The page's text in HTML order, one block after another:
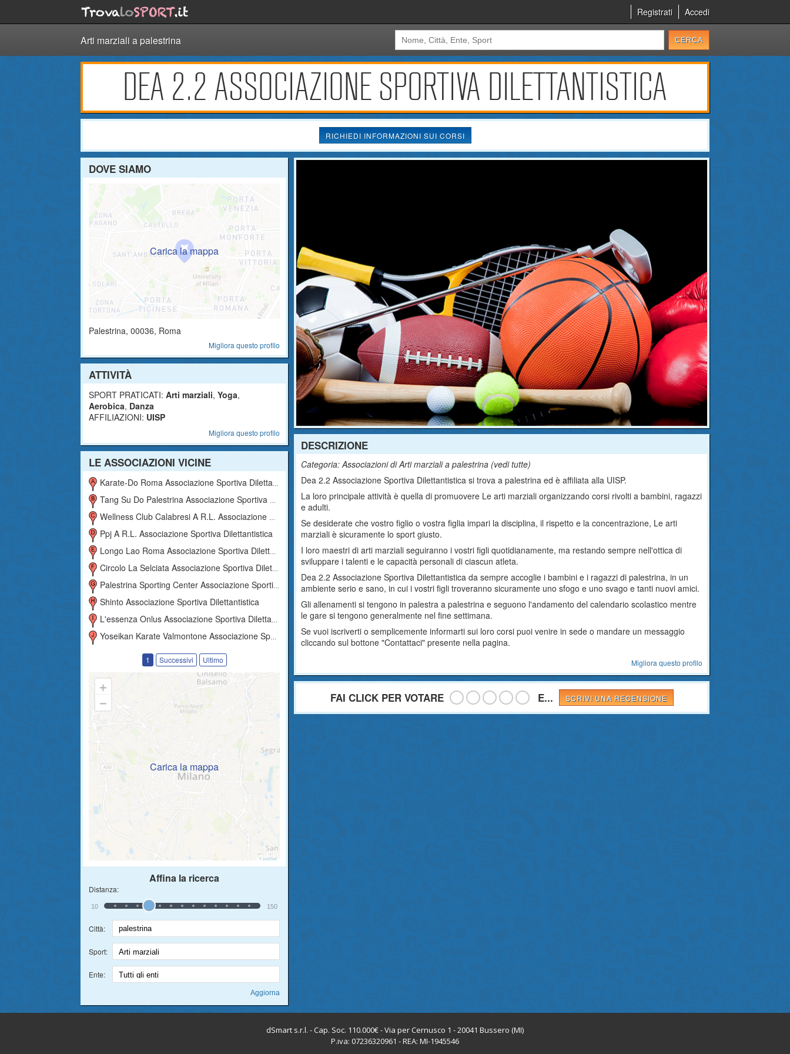
Registrati Accedi
Arti marziali a palestrina
DEA 2.2 ASSOCIAZIONE SPORTIVA DILETTANTISTICA
RICHIEDI INFORMAZIONI SUI CORSI
DOVE SIAMO
Palestrina, 00036, Roma
Migliora questo profilo
ATTIVITÀ
SPORT PRATICATI: Arti marziali, Yoga,
Aerobica, Danza
AFFILIAZIONI: UISP
Migliora questo profilo
LE ASSOCIAZIONI VICINE
Karate-Do Roma Associazione Sportiva Dilettantistica
Tang Su Do Palestrina Associazione Sportiva Dilettantistica
Wellness Club Calabresi A R.l. Associazione Sportiva Dilettantistica
Ppj A R.l. Associazione Sportiva Dilettantistica
Longo Lao Roma Associazione Sportiva Dilettantistica
Circolo La Selciata Associazione Sportiva Dilettantistica
Palestrina Sporting Center Associazione Sportiva Dilettantistica
Shinto Associazione Sportiva Dilettantistica
L'essenza Onlus Associazione Sportiva Dilettantistica
Yoseikan Karate Valmontone Associazione Sportiva Dilettantistica
1 Successivi Ultimo
Carica la mappa
Affina la ricerca
Distanza:
10 150
Città:
Sport:
Ente:
DESCRIZIONE
Categoria: Associazioni di Arti marziali a palestrina (vedi tutte)
Dea 2.2 Associazione Sportiva Dilettantistica si trova a palestrina ed è affiliata alla UISP.
La loro principale attività è quella di promuovere Le arti marziali organizzando corsi rivolti a bambini, ragazzi
e adulti.
Se desiderate che vostro figlio o vostra figlia impari la disciplina, il rispetto e la concentrazione, Le arti
marziali è sicuramente lo sport giusto.
I loro maestri di arti marziali seguiranno i vostri figli quotidianamente, ma restando sempre nell'ottica di
sviluppare i talenti e le capacità personali di ciascun atleta.
Dea 2.2 Associazione Sportiva Dilettantistica da sempre accoglie i bambini e i ragazzi di palestrina, in un
ambiente serio e sano, in cui i vostri figli troveranno sicuramente uno sfogo e uno svago e tanti nuovi amici.
Gli allenamenti si tengono in palestra a palestrina e seguono l'andamento del calendario scolastico mentre
le gare si tengono generalmente nel fine settimana.
Se vuoi iscriverti o semplicemente informarti sui loro corsi puoi venire in sede o mandare un messaggio
cliccando sul bottone "Contattaci" presente nella pagina.
Migliora questo profilo
FAI CLICK PER VOTARE E... SCRIVI UNA RECENSIONE
dSmart s.r.l. - Cap. Soc. 110.000€ - Via per Cernusco 1 - 20041 Bussero (MI)
P.iva: 07236320961 - REA: MI-1945546